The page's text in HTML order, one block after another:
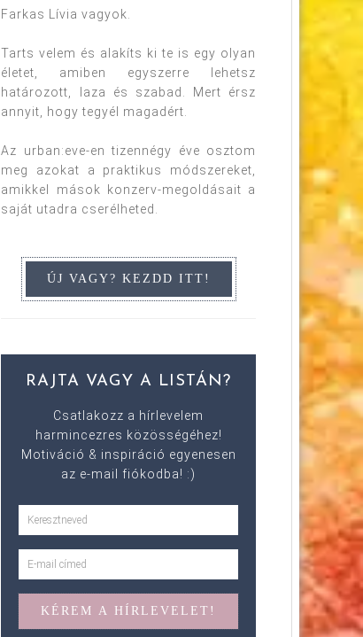
Farkas Lívia vagyok.
Tarts velem és alakíts ki te is egy olyan
életet, amiben egyszerre lehetsz
határozott, laza és szabad. Mert érsz
annyit, hogy tegyél magadért.
Az urban:eve-en tizennégy éve osztom
meg azokat a praktikus módszereket,
amikkel mások konzerv-megoldásait a
saját utadra cserélheted.
RAJTA VAGY A LISTÁN?
Csatlakozz a hírlevelem
harmincezres közösségéhez!
Motiváció & inspiráció egyenesen
az e-mail fiókodba! :)